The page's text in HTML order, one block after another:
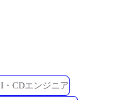
・CDエンジニア